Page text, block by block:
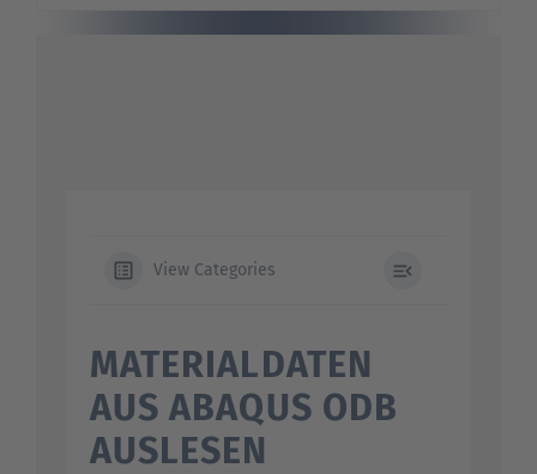
View Categories
MATERIALDATEN
AUS ABAQUS ODB
AUSLESEN